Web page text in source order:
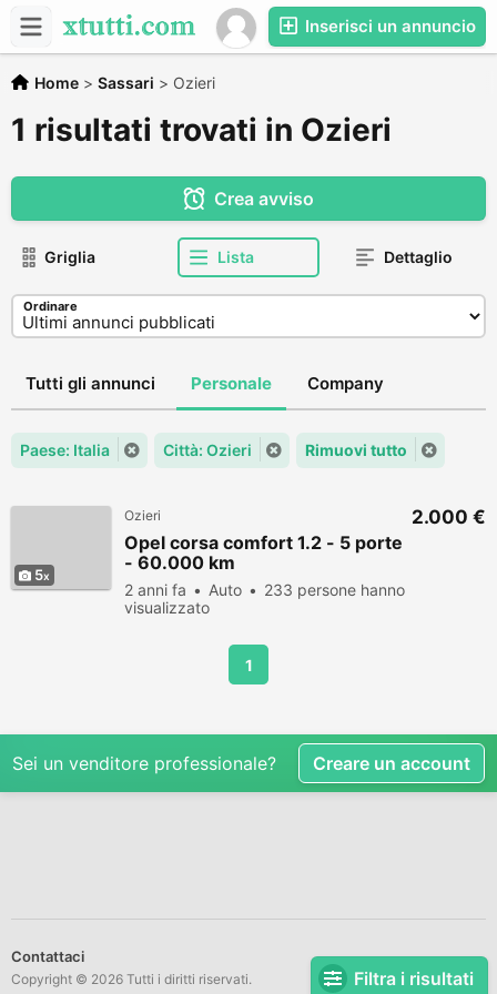
Inserisci un annuncio
Home > Sassari > Ozieri
1 risultati trovati in Ozieri
Filtra i risultati
Crea avviso
Griglia Lista Dettaglio
Ordinare
Tutti gli annunci Personale Company
Paese: Italia Città: Ozieri Rimuovi tutto
5
Ozieri
Opel corsa comfort 1.2 - 5 porte
- 60.000 km
2 anni fa Auto
233 persone hanno
visualizzato
2.000 €
1
Sei un venditore professionale? Creare un account
Contattaci
Copyright © 2026 Tutti i diritti riservati.